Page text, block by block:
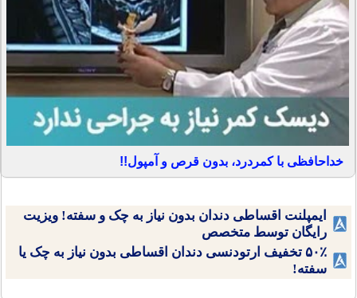
خداحافظی با کمردرد، بدون قرص و آمپول!!
ایمپلنت اقساطی دندان بدون نیاز به چک و سفته! ویزیت
رایگان توسط متخصص
۵۰٪ تخفیف ارتودنسی دندان اقساطی بدون نیاز به چک یا
سفته!